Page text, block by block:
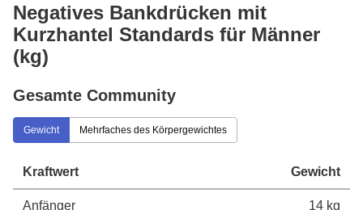
Negatives Bankdrücken mit
Kurzhantel Standards für Männer
(kg)
Gesamte Community
Gewicht Mehrfaches des Körpergewichtes
Kraftwert Gewicht
Anfänger 14 kg